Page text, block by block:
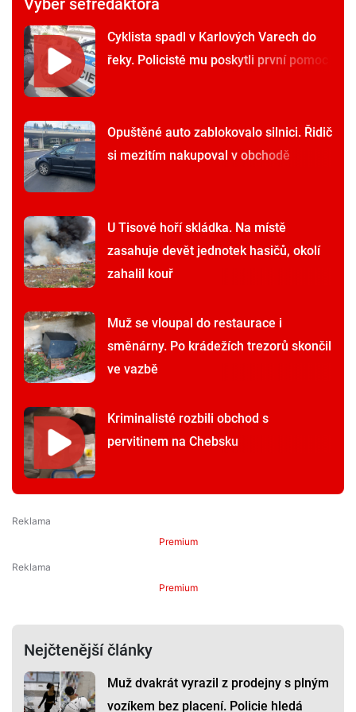
Výběr šéfredaktora
Cyklista spadl v Karlových Varech do
řeky. Policisté mu poskytli první pomoc
Opuštěné auto zablokovalo silnici. Řidič
si mezitím nakupoval v obchodě
U Tisové hoří skládka. Na místě
zasahuje devět jednotek hasičů, okolí
zahalil kouř
Muž se vloupal do restaurace i
směnárny. Po krádežích trezorů skončil
ve vazbě
Kriminalisté rozbili obchod s
pervitinem na Chebsku
Premium
Premium
Nejčtenější články
Muž dvakrát vyrazil z prodejny s plným
vozíkem bez placení. Policie hledá